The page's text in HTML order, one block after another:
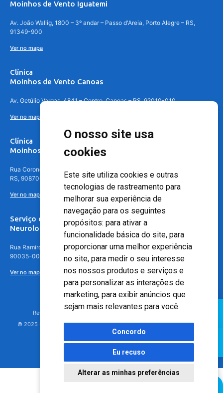
O nosso site usa
cookies
Este site utiliza cookies e outras
tecnologias de rastreamento para
melhorar sua experiência de
navegação para os seguintes
propósitos: para ativar a
funcionalidade básica do site, para
proporcionar uma melhor experiência
no site, para medir o seu interesse
nos nossos produtos e serviços e
para personalizar as interações de
marketing, para exibir anúncios que
sejam mais relevantes para você.
Concordo
Eu recuso
Alterar as minhas preferências
Moinhos de Vento Iguatemi
Av. João Wallig, 1800 – 3º andar – Passo d'Areia, Porto Alegre – RS,
91349-900
Ver no mapa
Clínica
Moinhos de Vento Canoas
Av. Getúlio Vargas, 4841 – Centro, Canoas – RS, 92010-010
Ver no mapa
Clínica
Moinhos de Vento - Teresópolis
Rua Coronel Aparício Borges, 250 - 3º andar - Teresópolis, Porto Alegre -
RS, 90870-016
Ver no mapa
Serviço de
Neurologia
Rua Ramiro Barcelos, 630 – 5º andar – Floresta, Porto Alegre – RS,
90035-001
Ver no mapa
Responsável Técnico: Dr. Luiz Antonio Nasi - CREMERS 11217
© 2025 - Hospital Moinhos de Vento - Registro Empresa (CRM-RS): 425